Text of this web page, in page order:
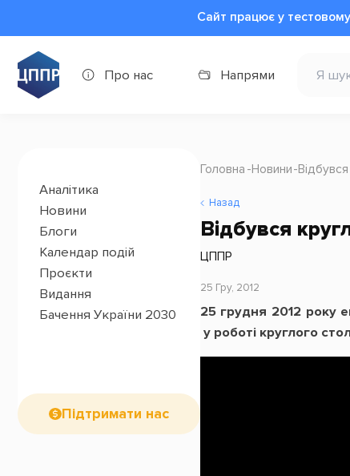
Сайт працює у
Про нас Напрями
Аналітика
Новини
Блоги
Календар подій
Проєкти
Видання
Бачення України 2030
Підтримати нас
Головна Новини
Назад
Відбувся
ЦППР
25 Гру, 2012
25 грудня 2012 року
у роботі круглого